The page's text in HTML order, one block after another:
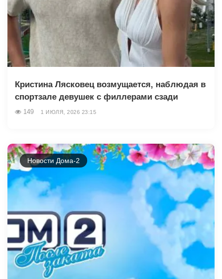
Кристина Лясковец возмущается, наблюдая в
спортзале девушек с филлерами сзади
149 1 ИЮЛЯ, 2026 23:15
Новости Дома-2